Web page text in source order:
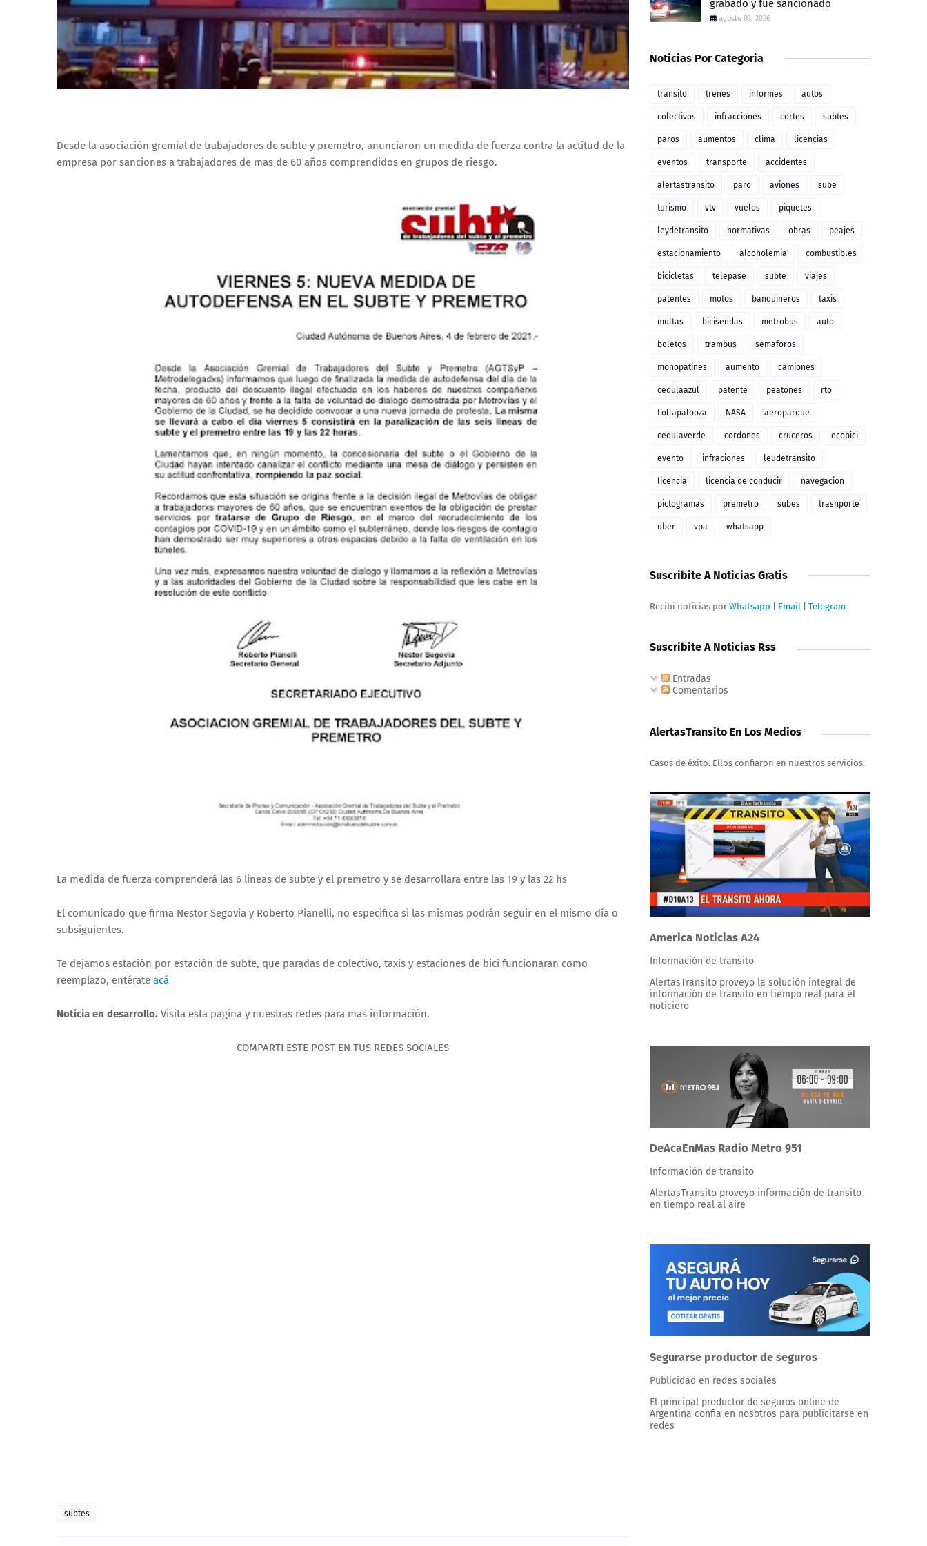
Desde la asociación gremial de trabajadores de subte y premetro, anunciaron un medida de fuerza contra la actitud de la
empresa por sanciones a trabajadores de mas de 60 años comprendidos en grupos de riesgo.
La medida de fuerza comprenderá las 6 lineas de subte y el premetro y se desarrollara entre las 19 y las 22 hs
El comunicado que firma Nestor Segovia y Roberto Pianelli, no especifica si las mismas podrán seguir en el mismo día o
subsiguientes.
Te dejamos estación por estación de subte, que paradas de colectivo, taxis y estaciones de bici funcionaran como
reemplazo, entérate acá
Noticia en desarrollo. Visita esta pagina y nuestras redes para mas información.
COMPARTI ESTE POST EN TUS REDES SOCIALES
subtes
grabado y fue sancionado
agosto 03, 2026
Noticias Por Categoria
transito trenes informes autos
colectivos infracciones cortes subtes
paros aumentos clima licencias
eventos transporte accidentes
alertastransito paro aviones sube
turismo vtv vuelos piquetes
leydetransito normativas obras peajes
estacionamiento alcoholemia combustibles
bicicletas telepase subte viajes
patentes motos banquineros taxis
multas bicisendas metrobus auto
boletos trambus semaforos
monopatines aumento camiones
cedulaazul patente peatones rto
Lollapalooza NASA aeroparque
cedulaverde cordones cruceros ecobici
evento infraciones leudetransito
licencia licencia de conducir navegacion
pictogramas premetro subes trasnporte
uber vpa whatsapp
Suscribite A Noticias Gratis
Recibi noticias por Whatsapp Email Telegram
Suscribite A Noticias Rss
Entradas
Comentarios
AlertasTransito En Los Medios
Casos de éxito. Ellos confiaron en nuestros servicios.
America Noticias A24
Información de transito
AlertasTransito proveyo la solución integral de
información de transito en tiempo real para el
noticiero
DeAcaEnMas Radio Metro 951
Información de transito
AlertasTransito proveyo información de transito
en tiempo real al aire
Segurarse productor de seguros
Publicidad en redes sociales
El principal productor de seguros online de
Argentina confia en nosotros para publicitarse en
redes